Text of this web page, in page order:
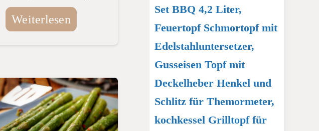
Weiterlesen
Set BBQ 4,2 Liter,
Feuertopf Schmortopf mit
Edelstahluntersetzer,
Gusseisen Topf mit
Deckelheber Henkel und
Schlitz für Themormeter,
kochkessel Grilltopf für